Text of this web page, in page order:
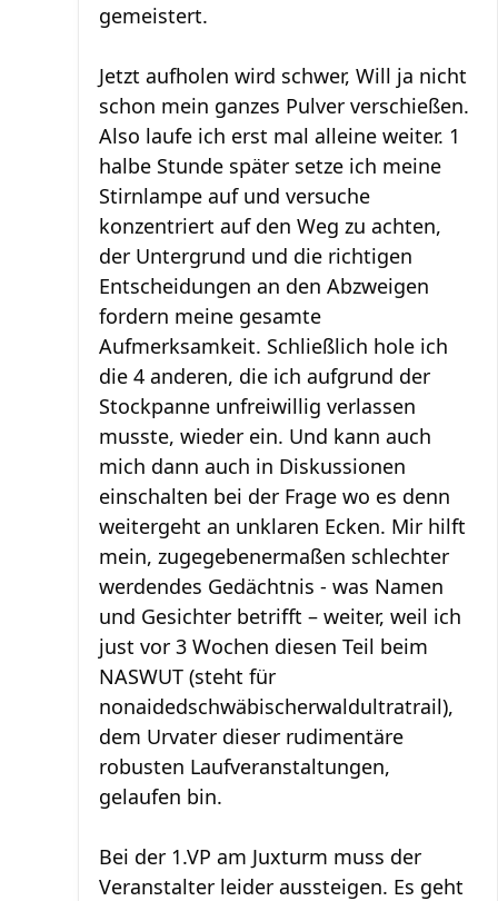
gemeistert.
Jetzt aufholen wird schwer, Will ja nicht
schon mein ganzes Pulver verschießen.
Also laufe ich erst mal alleine weiter. 1
halbe Stunde später setze ich meine
Stirnlampe auf und versuche
konzentriert auf den Weg zu achten,
der Untergrund und die richtigen
Entscheidungen an den Abzweigen
fordern meine gesamte
Aufmerksamkeit. Schließlich hole ich
die 4 anderen, die ich aufgrund der
Stockpanne unfreiwillig verlassen
musste, wieder ein. Und kann auch
mich dann auch in Diskussionen
einschalten bei der Frage wo es denn
weitergeht an unklaren Ecken. Mir hilft
mein, zugegebenermaßen schlechter
werdendes Gedächtnis - was Namen
und Gesichter betrifft – weiter, weil ich
just vor 3 Wochen diesen Teil beim
NASWUT (steht für
nonaidedschwäbischerwaldultratrail),
dem Urvater dieser rudimentäre
robusten Laufveranstaltungen,
gelaufen bin.
Bei der 1.VP am Juxturm muss der
Veranstalter leider aussteigen. Es geht